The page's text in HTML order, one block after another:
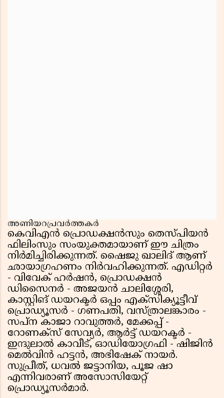
അണിയറപ്രവർത്തകർ
കെവിഎൻ പ്രൊഡക്ഷൻസും തെസ്പിയൻ
ഫിലിംസും സംയുക്തമായാണ് ഈ ചിത്രം
നിർമിച്ചിരിക്കുന്നത്. ഷൈജു ഖാലിദ് ആണ്
ഛായാഗ്രഹണം നിർവഹിക്കുന്നത്. എഡിറ്റർ
- വിവേക് ഹർഷൻ, പ്രൊഡക്ഷൻ
ഡിസൈനർ - അജയൻ ചാലിശ്ശേരി,
കാസ്റ്റിങ് ഡയറക്ടർ ഒപ്പം എക്സിക്യൂട്ടീവ്
പ്രൊഡ്യൂസർ - ഗണപതി, വസ്ത്രാലങ്കാരം -
സപ്ന കാജാ റാവുത്തർ, മേക്കപ്പ് -
റോണക്സ് സേവ്യർ, ആർട്ട് ഡയറക്ടർ -
ഇന്ദുലാൽ കാവീട്, ഓഡിയോഗ്രഫി - ഷിജിൻ
മെൽവിൻ ഹട്ടൻ, അഭിഷേക് നായർ.
സുപ്രീത്, ധവൽ ജട്ടാനിയ, പൂജ ഷാ
എന്നിവരാണ് അസോസിയേറ്റ്
പ്രൊഡ്യൂസർമാർ.